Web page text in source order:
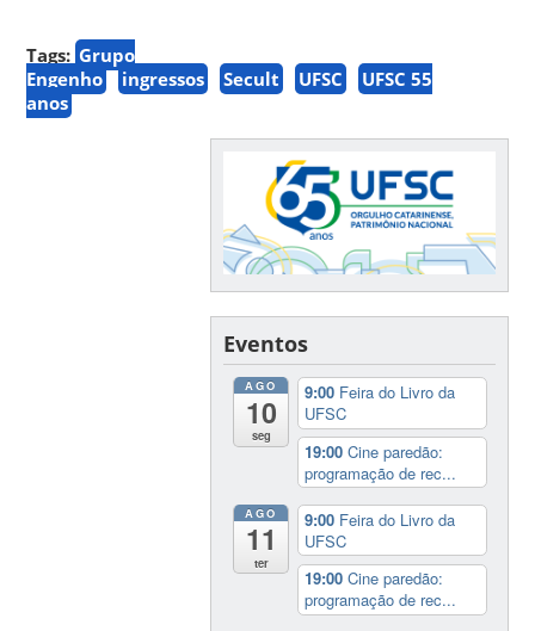
Tags: Grupo
Engenho
ingressos Secult UFSC
UFSC 55
anos
Eventos
AGO
10
seg
9:00 Feira do Livro da
UFSC
19:00Cine paredão:
programação de rec...
AGO
11
ter
9:00 Feira do Livro da
UFSC
19:00Cine paredão:
programação de rec...